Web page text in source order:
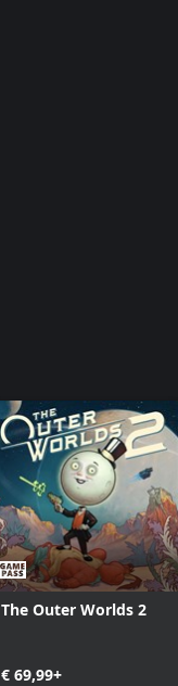
The Outer Worlds 2
€ 69,99+